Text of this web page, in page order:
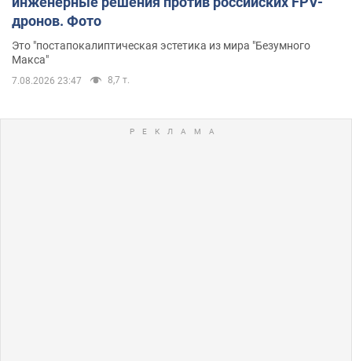
дронов. Фото
Это "постапокалиптическая эстетика из мира "Безумного
Макса"
7.08.2026 23:47 8,7 т.